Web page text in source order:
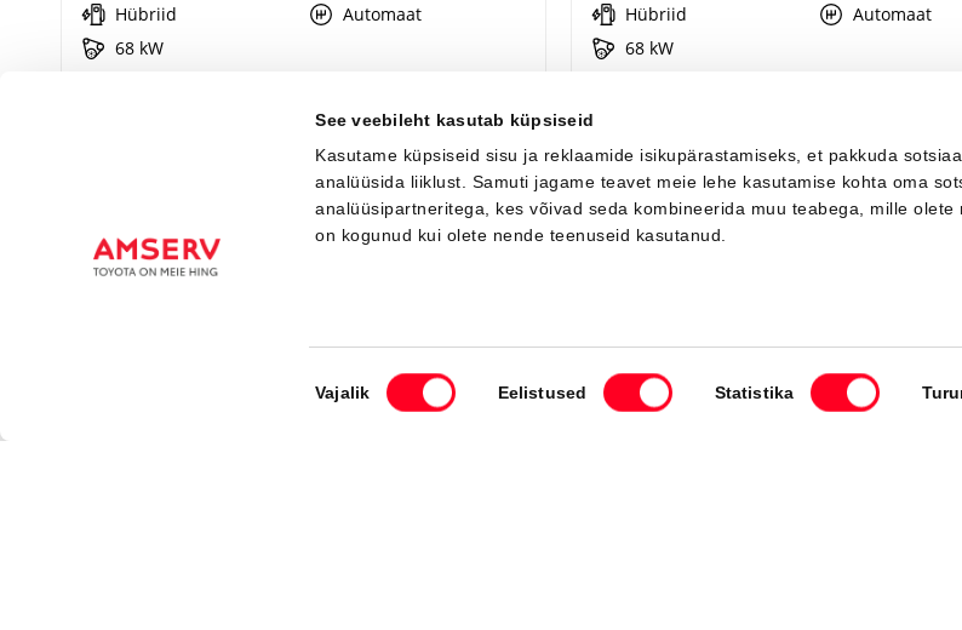
See veebileht kasutab küpsiseid
Kasutame küpsiseid sisu ja reklaamide isikupärastamiseks, et pakkuda
analüüsida liiklust. Samuti jagame teavet meie lehe kasutamise kohta oma
analüüsipartneritega, kes võivad seda kombineerida muu teabega, mille olete
on kogunud kui olete nende teenuseid kasutanud.
Nõusoleku
valik
Vajalik Eelistused Statistika
Hübriid
Automaat
68 kW
Hübriid
Automaat
68 kW
Saabuv